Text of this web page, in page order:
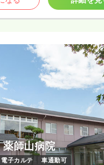
薬師山病院
電子カルテ 車通勤可